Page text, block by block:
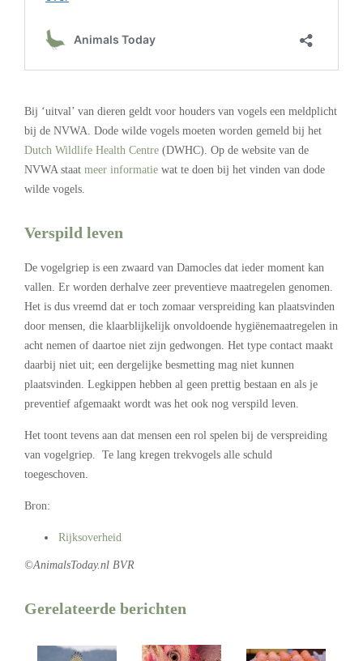
Bij ‘uitval’ van dieren geldt voor houders van vogels een meldplicht
bij de NVWA. Dode wilde vogels moeten worden gemeld bij het
Dutch Wildlife Health Centre (DWHC). Op de website van de
NVWA staat meer informatie wat te doen bij het vinden van dode
wilde vogels.
Verspild leven
De vogelgriep is een zwaard van Damocles dat ieder moment kan
vallen. Er worden derhalve zeer preventieve maatregelen genomen.
Het is dus vreemd dat er toch zomaar verspreiding kan plaatsvinden
door mensen, die klaarblijkelijk onvoldoende hygiënemaatregelen in
acht nemen of daartoe niet zijn gedwongen. Het type contact maakt
daarbij niet uit; een dergelijke besmetting mag niet kunnen
plaatsvinden. Legkippen hebben al geen prettig bestaan en als je
preventief afgemaakt wordt was het ook nog verspild leven.
Het toont tevens aan dat mensen een rol spelen bij de verspreiding
van vogelgriep. Te lang kregen trekvogels alle schuld
toegeschoven.
Bron:
Rijksoverheid
©AnimalsToday.nl BVR
Gerelateerde berichten